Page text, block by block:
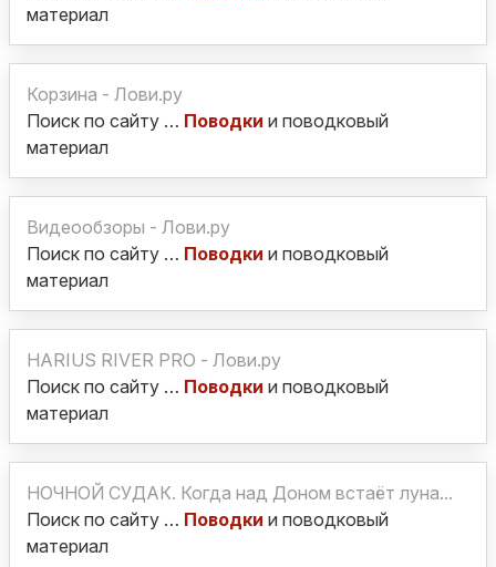
материал
Корзина - Лови.ру
Поиск по сайту … Поводки и поводковый
материал
Видеообзоры - Лови.ру
Поиск по сайту … Поводки и поводковый
материал
HARIUS RIVER PRO - Лови.ру
Поиск по сайту … Поводки и поводковый
материал
НОЧНОЙ СУДАК. Когда над Доном встаёт луна...
Поиск по сайту … Поводки и поводковый
материал